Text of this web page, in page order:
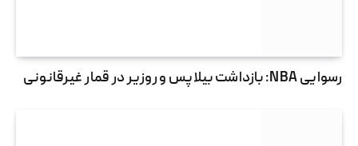
رسوایی NBA: بازداشت بیلاپس و روزیر در قمار غیرقانونی